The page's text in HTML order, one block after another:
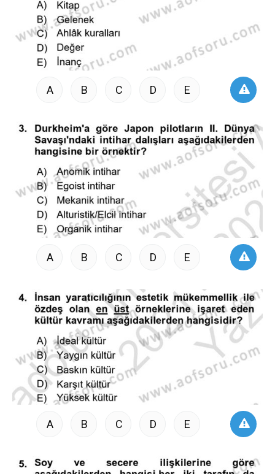
A B C D E
A B C D E
A B C D E